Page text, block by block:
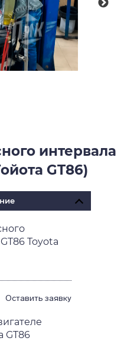
интервала
GT86)
Toyota
Оставить заявку
GT86